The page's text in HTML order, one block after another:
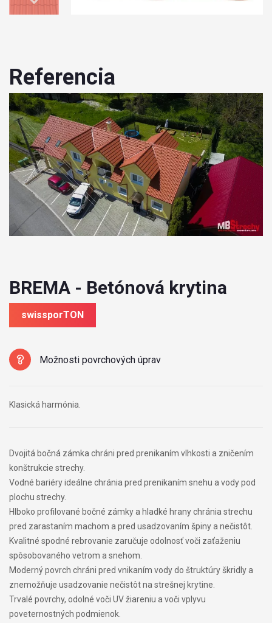
Referencia
BREMA - Betónová krytina
swissporTON
Možnosti povrchových úprav
Klasická harmónia.
Dvojitá bočná zámka chráni pred prenikaním vlhkosti a zničením
konštrukcie strechy.
Vodné bariéry ideálne chránia pred prenikaním snehu a vody pod
plochu strechy.
Hlboko profilované bočné zámky a hladké hrany chránia strechu
pred zarastaním machom a pred usadzovaním špiny a nečistôt.
Kvalitné spodné rebrovanie zaručuje odolnosť voči zaťaženiu
spôsobovaného vetrom a snehom.
Moderný povrch chráni pred vnikaním vody do štruktúry škridly a
znemožňuje usadzovanie nečistôt na strešnej krytine.
Trvalé povrchy, odolné voči UV žiareniu a voči vplyvu
poveternostných podmienok.